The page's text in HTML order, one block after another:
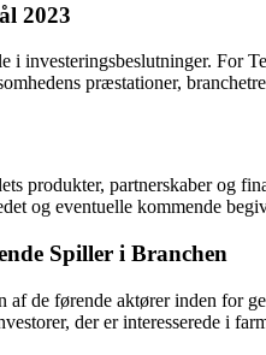
2023
i investeringsbeslutninger. For
præstationer,
produkter, partnerskaber og
og eventuelle kommende
Spiller i Branchen
af de førende aktører inden
der er interesserede i